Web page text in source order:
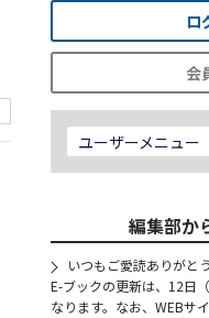
ロ
会
ユーザーメニュー
編集部か
いつもご愛読ありがと
E-ブックの更新は、12日
なります。なお、WEBサ